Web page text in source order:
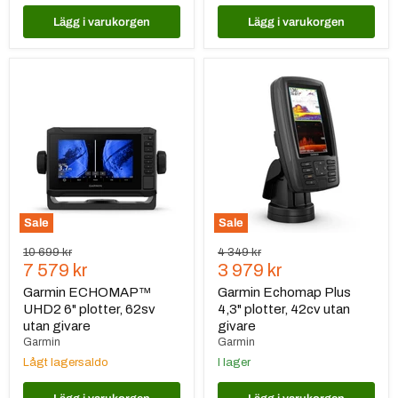
Lägg i varukorgen Lägg i varukorgen
Sale
plotter,
utan
givare
Ursprungspris
10 699 kr
Nuvarande
pris
7 579 kr
Garmin ECHOMAP™
UHD2 6" plotter, 62sv
utan givare
Garmin
Lågt lagersaldo
Sale
Ursprungspris
4 349 kr
Nuvarande
pris
3 979 kr
Garmin Echomap Plus
4,3" plotter, 42cv utan
givare
Garmin
I lager